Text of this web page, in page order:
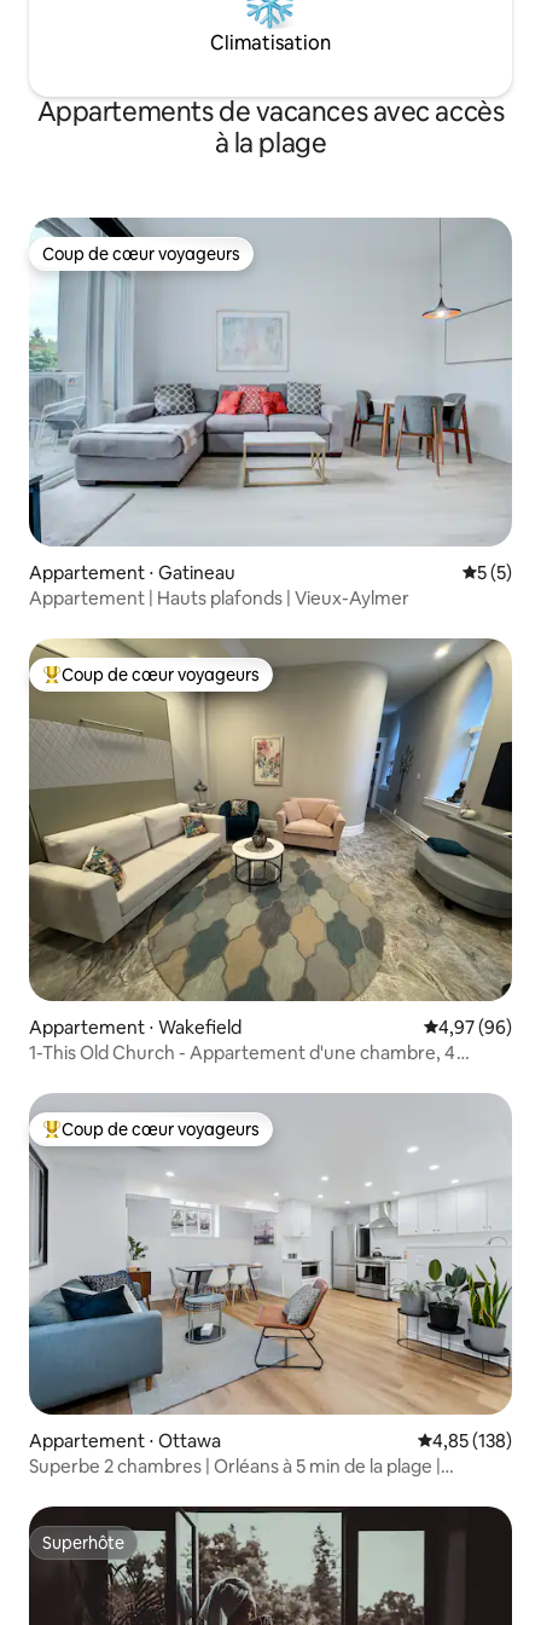
Climatisation
Appartements de vacances avec accès
à la plage
Coup de cœur voyageurs
Coup de cœur voyageurs
Appartement ⋅ Gatineau
5 (5)
Appartement | Hauts plafonds | Vieux-Aylmer
Coups de cœur voyageurs les plus appréciés
Coup de cœur voyageurs
Appartement ⋅ Wakefield Évaluation
4,97 (96)
1-This Old Church - Appartement d'une chambre, 4
Coups de cœur voyageurs les plus appréciés
Coup de cœur voyageurs
Appartement ⋅ Ottawa Évaluation
4,85 (138)
Superbe 2 chambres | Orléans à 5 min de la plage |
Superhôte
Superhôte